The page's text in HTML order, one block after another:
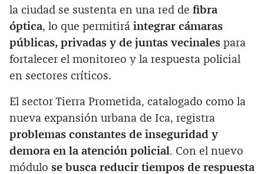
la ciudad se sustenta en una red de fibra
óptica, lo que permitirá integrar cámaras
públicas, privadas y de juntas vecinales para
fortalecer el monitoreo y la respuesta policial
en sectores críticos.
El sector Tierra Prometida, catalogado como la
nueva expansión urbana de Ica, registra
problemas constantes de inseguridad y
demora en la atención policial . Con el nuevo
módulo se busca reducir tiempos de respuesta